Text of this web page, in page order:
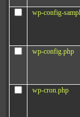
wp-config-
wp-config.php
wp-cron.php